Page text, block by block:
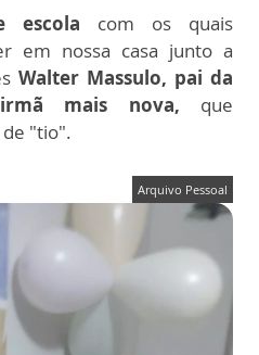
escola com os quais
em nossa casa junto a
Walter Massulo, pai da
mais nova, que
"tio".
Arquivo Pessoal